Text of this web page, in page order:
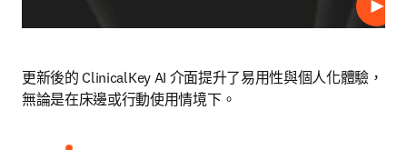
播放
更新後的 ClinicalKey AI 介面提升了易用性與個人化體驗，
無論是在床邊或行動使用情境下。